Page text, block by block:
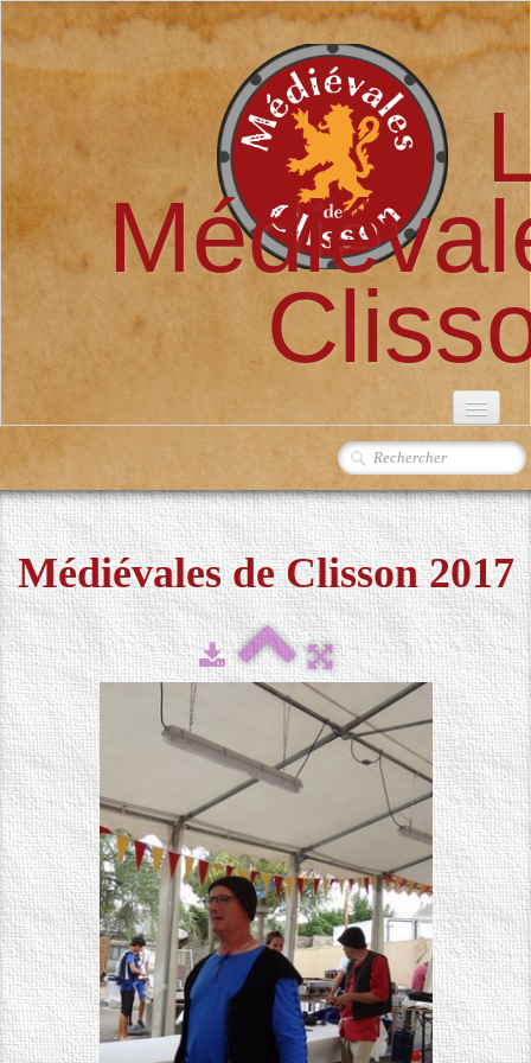
L'ASSOCIATION▼
FESTIVAL 2026▼
MÉDIAS▼
CONTACT
LOCATION DE COSTUMES
Médiévales de Clisson 2017